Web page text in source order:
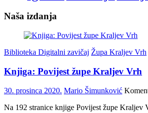
Naša izdanja
Biblioteka Digitalni zavičaj Župa Kraljev Vrh
Knjiga: Povijest župe Kraljev Vrh
30. prosinca 2020. Mario Šimunković
Na 192 stranice knjige Povijest župe Kraljev